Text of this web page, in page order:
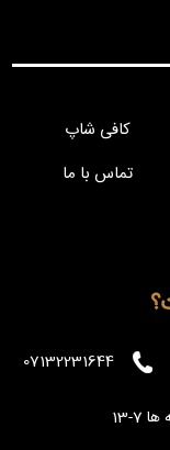
کافی شاپ
تماس با ما
07132231644